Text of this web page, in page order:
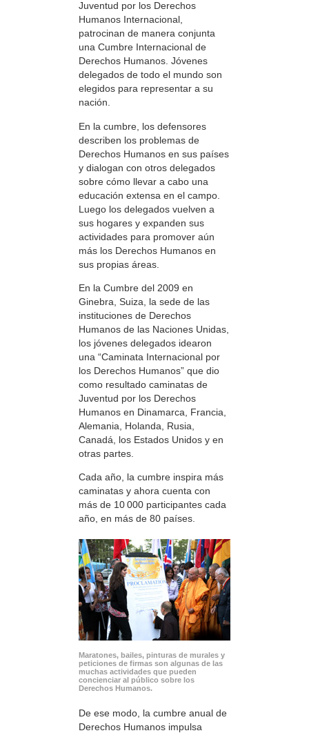
Juventud por los Derechos
Humanos Internacional,
patrocinan de manera conjunta
una Cumbre Internacional de
Derechos Humanos. Jóvenes
delegados de todo el mundo son
elegidos para representar a su
nación.
En la cumbre, los defensores
describen los problemas de
Derechos Humanos en sus países
y dialogan con otros delegados
sobre cómo llevar a cabo una
educación extensa en el campo.
Luego los delegados vuelven a
sus hogares y expanden sus
actividades para promover aún
más los Derechos Humanos en
sus propias áreas.
En la Cumbre del 2009 en
Ginebra, Suiza, la sede de las
instituciones de Derechos
Humanos de las Naciones Unidas,
los jóvenes delegados idearon
una “Caminata Internacional por
los Derechos Humanos” que dio
como resultado caminatas de
Juventud por los Derechos
Humanos en Dinamarca, Francia,
Alemania, Holanda, Rusia,
Canadá, los Estados Unidos y en
otras partes.
Cada año, la cumbre inspira más
caminatas y ahora cuenta con
más de 10 000 participantes cada
año, en más de 80 países.
Maratones, bailes, pinturas de murales y
peticiones de firmas son algunas de las
muchas actividades que pueden
concienciar al público sobre los
Derechos Humanos.
De ese modo, la cumbre anual de
Derechos Humanos impulsa